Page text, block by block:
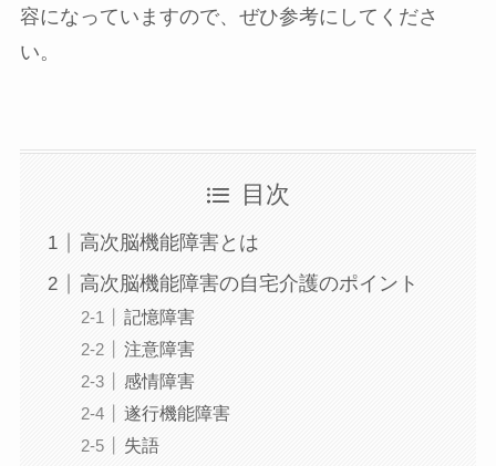
容になっていますので、ぜひ参考にしてくださ
い。
目次
高次脳機能障害とは
高次脳機能障害の自宅介護のポイント
記憶障害
注意障害
感情障害
遂行機能障害
失語